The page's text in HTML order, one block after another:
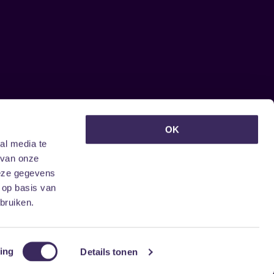
media te
onze
gegevens
basis van
Details tonen
OK
ontvangen?